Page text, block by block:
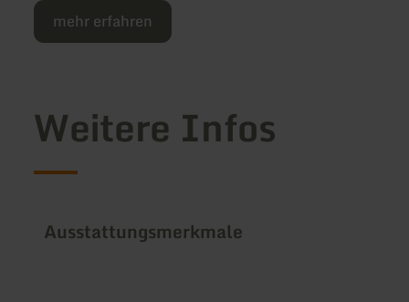
mehr erfahren
Weitere Infos
Ausstattungsmerkmale